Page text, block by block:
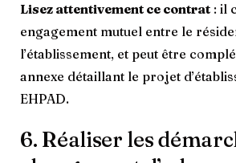
Lisez attentivement ce contrat : il
engagement mutuel entre le
l’établissement, et peut être
annexe détaillant le projet
EHPAD.
6. Réaliser les